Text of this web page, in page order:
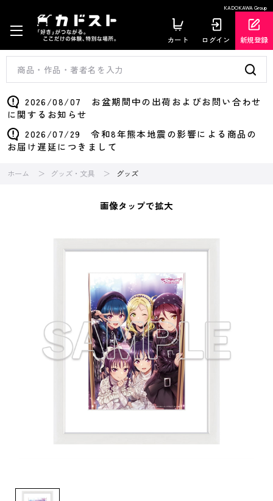
KADOKAWA Group
カート ログイン 新規登録
2026/08/07 お盆期間中の出荷およびお問い合わせ
に関するお知らせ
2026/07/29 令和8年熊本地震の影響による商品の
お届け遅延につきまして
ホーム グッズ・文具 グッズ
画像タップで拡大